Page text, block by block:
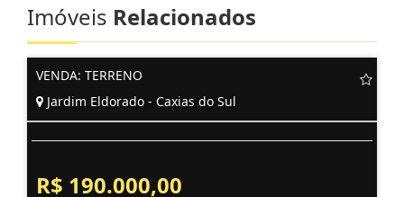
Imóveis Relacionados
VENDA: TERRENO
Jardim Eldorado - Caxias do Sul
R$ 190.000,00